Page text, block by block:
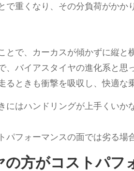
重くなり、その分負荷がかか
で、カーカスが傾かずに縦と
バイアスタイヤの進化系と思
ときも衝撃を吸収し、快適な
にはハンドリングが上手くい
フォーマンスの面では劣る場
方がコストパフ